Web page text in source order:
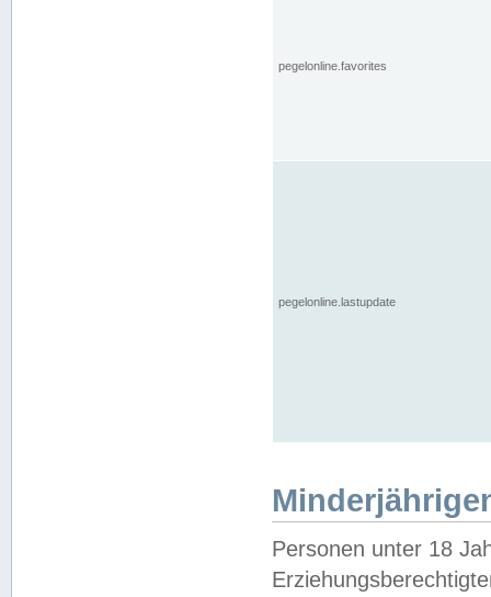
pegelonline.favorites
pegelonline.lastupdate
Personen unter 18